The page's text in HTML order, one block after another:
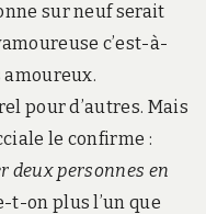
sur neuf serait
c’est-à-
pour d’autres. Mais
le confirme :
deux personnes en
t-on plus l’un que